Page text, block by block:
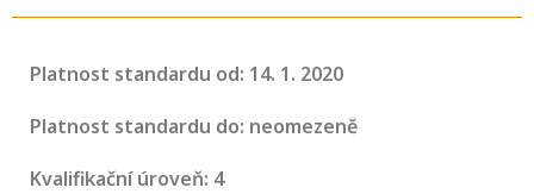
Platnost standardu od: 14. 1. 2020
Platnost standardu do: neomezeně
Kvalifikační úroveň: 4